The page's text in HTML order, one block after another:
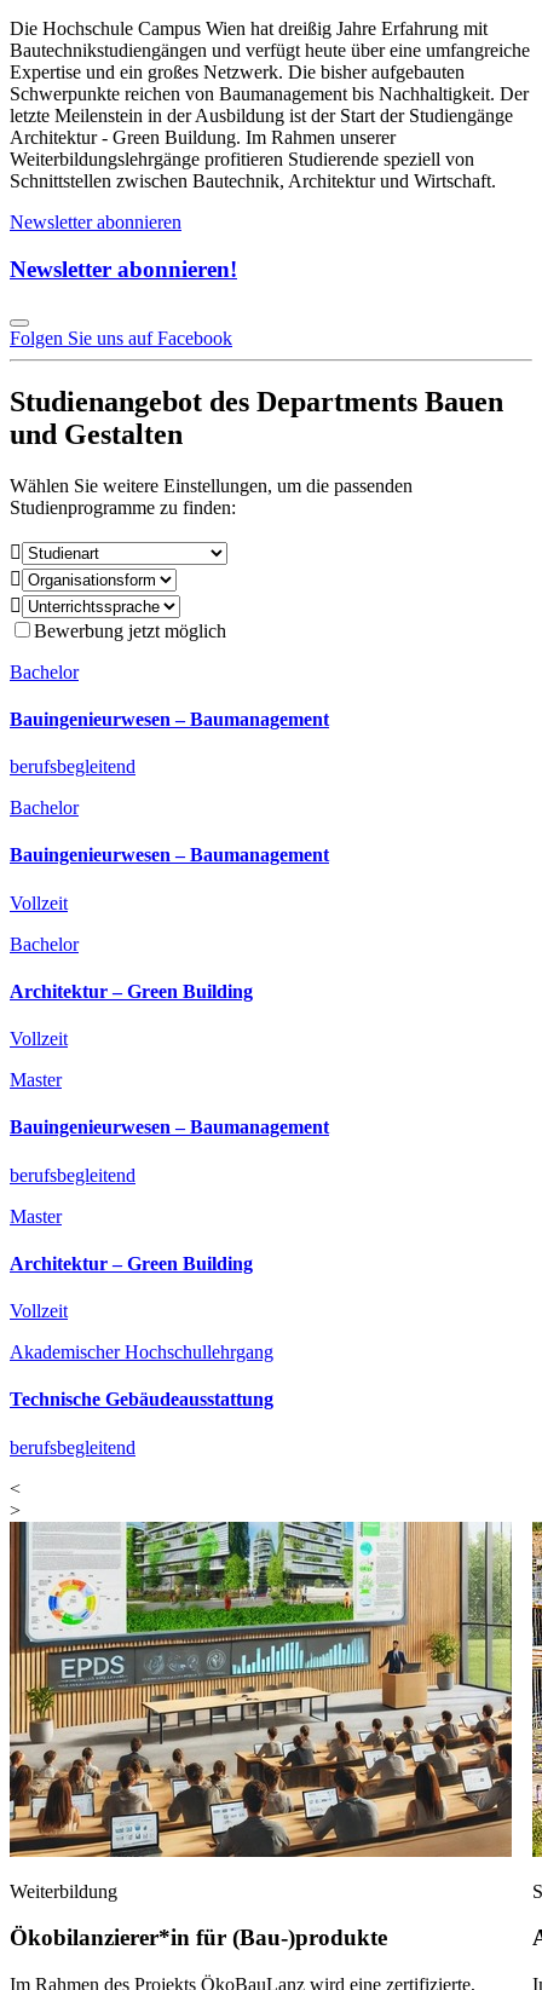
Die Hochschule Campus Wien hat dreißig Jahre Erfahrung mit
Bautechnikstudiengängen und verfügt heute über eine umfangreiche
Expertise und ein großes Netzwerk. Die bisher aufgebauten
Schwerpunkte reichen von Baumanagement bis Nachhaltigkeit. Der
letzte Meilenstein in der Ausbildung ist der Start der Studiengänge
Architektur - Green Buildung. Im Rahmen unserer
Weiterbildungslehrgänge profitieren Studierende speziell von
Schnittstellen zwischen Bautechnik, Architektur und Wirtschaft.
Newsletter abonnieren
Newsletter abonnieren!
Folgen Sie uns auf Facebook
Studienangebot des Departments Bauen
und Gestalten
Wählen Sie weitere Einstellungen, um die passenden
Studienprogramme zu finden:



Bewerbung jetzt möglich
Bachelor
Bauingenieurwesen­ – Baumanagement
berufsbegleitend
Bachelor
Bauingenieurwesen­ – Baumanagement
Vollzeit
Bachelor
Architektur­ – Green Building
Vollzeit
Master
Bauingenieurwesen­ – Baumanagement
berufsbegleitend
Master
Architektur­ – Green Building
Vollzeit
Akademischer Hochschullehrgang
Technische Gebäudeausstattung
berufsbegleitend
<
>
Weiterbildung
Ökobilanzierer*in für (Bau-)produkte
Im Rahmen des Projekts ÖkoBauLanz wird eine zertifizierte,